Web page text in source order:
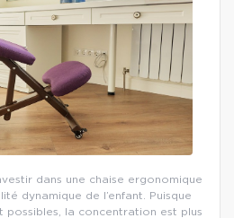
dans une chaise ergonomique
dynamique de l’enfant. Puisque
possibles, la concentration est plus